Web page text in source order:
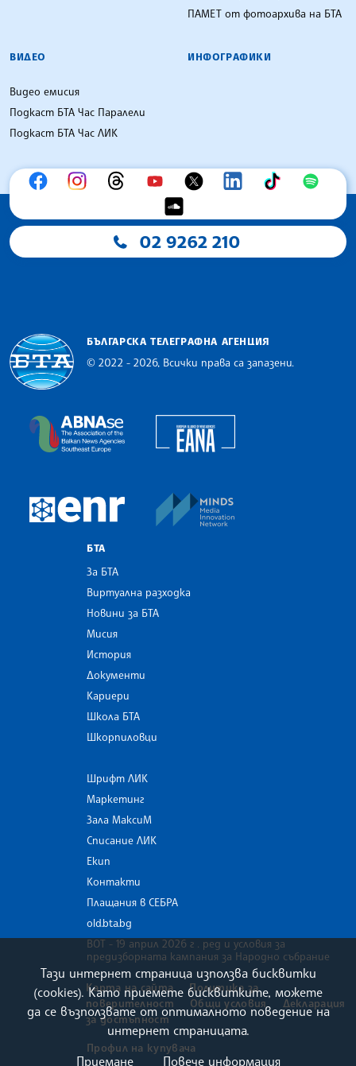
ПАМЕТ от фотоархива на БТА
ВИДЕО
Видео емисия
Подкаст БТА Час Паралели
Подкаст БТА Час ЛИК
ИНФОГРАФИКИ
02 9262 210
БЪЛГАРСКА ТЕЛЕГРАФНА АГЕНЦИЯ
© 2022 - 2026, Всички права са запазени.
The Assocoation of the Balkan News Agencies
European Newsroom
БТА
За БТА
Виртуална разходка
Новини за БТА
Мисия
История
Документи
Кариери
Школа БТА
Шкорпиловци
Шрифт ЛИК
Маркетинг
Зала МаксиМ
Списание ЛИК
Екип
Контакти
Плащания в СЕБРА
old.bta.bg
ВОТ - 19 април 2026 г . ред и условия за
предизборната кампания за Народно събрание
Карта на сайта
Политика за
поверителност
Общи условия
Декларация
за достъпност
Профил на купувача
Тази интернет страница използва бисквитки
(cookies). Като приемете бисквитките, можете
да се възползвате от оптималното поведение на
интернет страницата.
Приемане
Повече информация